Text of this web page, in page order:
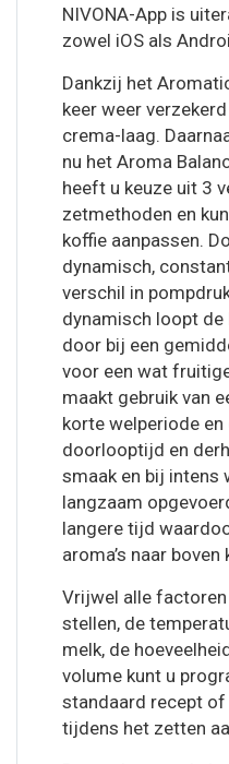
NIVONA-App is
zowel iOS als
Dankzij het
keer weer
crema-laag.
nu het Aroma
heeft u keuze uit 3
zetmethoden en
koffie aanpassen.
dynamisch,
verschil in
dynamisch loopt
door bij een
voor een wat
maakt gebruik van
korte welperiode
doorlooptijd en
smaak en bij intens
langzaam
langere tijd
aroma’s naar boven
Vrijwel alle
stellen, de
melk, de
volume kunt u
standaard recept
tijdens het zetten